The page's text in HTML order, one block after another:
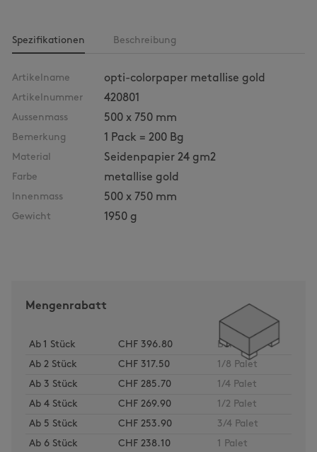
Spezifikationen Beschreibung
Artikelname opti-colorpaper metallise gold
Artikelnummer 420801
Aussenmass 500 x 750 mm
Bemerkung 1 Pack = 200 Bg
Material Seidenpapier 24 gm2
Farbe metallise gold
Innenmass 500 x 750 mm
Gewicht 1950 g
Mengenrabatt
Ab 1 Stück CHF 396.80
Bund
Ab 2 Stück CHF 317.50
1/8 Palet
Ab 3 Stück CHF 285.70
1/4 Palet
Ab 4 Stück CHF 269.90
1/2 Palet
Ab 5 Stück CHF 253.90
3/4 Palet
Ab 6 Stück CHF 238.10 1 Palet